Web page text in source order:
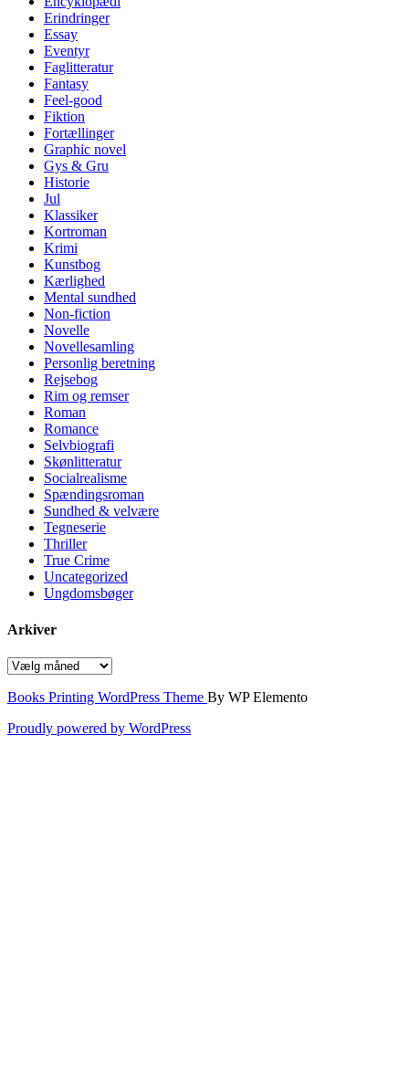
Erindringer
Essay
Eventyr
Faglitteratur
Fantasy
Feel-good
Fiktion
Fortællinger
Graphic novel
Gys & Gru
Historie
Jul
Klassiker
Kortroman
Krimi
Kunstbog
Kærlighed
Mental sundhed
Non-fiction
Novelle
Novellesamling
Personlig beretning
Rejsebog
Rim og remser
Roman
Romance
Selvbiografi
Skønlitteratur
Socialrealisme
Spændingsroman
Sundhed & velvære
Tegneserie
Thriller
True Crime
Uncategorized
Ungdomsbøger
Arkiver
Arkiver
Books Printing WordPress Theme By WP Elemento
Proudly powered by WordPress